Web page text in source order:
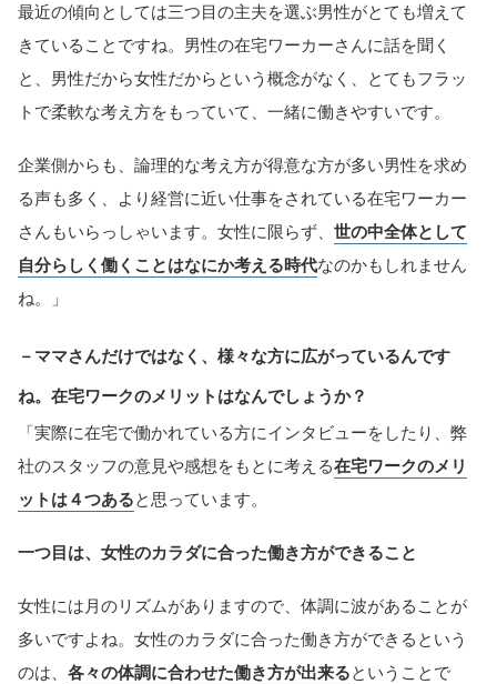
最近の傾向としては三つ目の主夫を選ぶ男性がとても増えて
きていることですね。男性の在宅ワーカーさんに話を聞く
と、男性だから女性だからという概念がなく、とてもフラッ
トで柔軟な考え方をもっていて、一緒に働きやすいです。
企業側からも、論理的な考え方が得意な方が多い男性を求め
る声も多く、より経営に近い仕事をされている在宅ワーカー
さんもいらっしゃいます。女性に限らず、 世の中全体として
自分らしく働くことはなにか考える時代なのかもしれません
ね。」
－ママさんだけではなく、様々な方に広がっているんです
ね。在宅ワークのメリットはなんでしょうか？
「実際に在宅で働かれている方にインタビューをしたり、弊
社のスタッフの意見や感想をもとに考える在宅ワークのメリ
ットは４つあると思っています。
一つ目は、女性のカラダに合った働き方ができること
女性には月のリズムがありますので、体調に波があることが
多いですよね。女性のカラダに合った働き方ができるという
のは、 各々の体調に合わせた働き方が出来るということで